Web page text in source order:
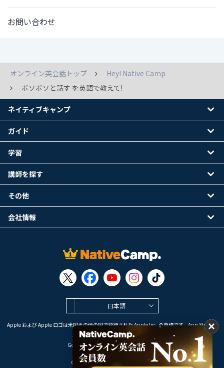
お問い合わせ
オンライン英会話トップ
Hey! Native Camp
ボソボソと話す を英語で教えて!
日本語
Apple および Apple ロゴは米国その他の国で登録された Apple Inc. の商標です。App Store は
Apple Inc. のサービスマークです。
Google Play は Google LLC の商標です。
Copyright © 2026 オンライン英会話
ネイティブキャンプ
ガイド
学習
講師を探す
その他
会社情報